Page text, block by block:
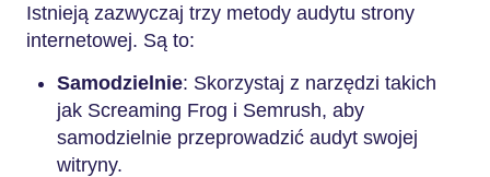
Istnieją zazwyczaj trzy metody audytu strony
internetowej. Są to:
Samodzielnie: Skorzystaj z narzędzi takich
jak Screaming Frog i Semrush, aby
samodzielnie przeprowadzić audyt swojej
witryny.